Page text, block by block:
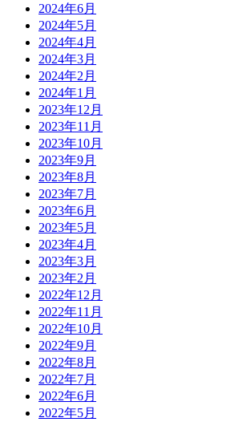
2024年6月
2024年5月
2024年4月
2024年3月
2024年2月
2024年1月
2023年12月
2023年11月
2023年10月
2023年9月
2023年8月
2023年7月
2023年6月
2023年5月
2023年4月
2023年3月
2023年2月
2022年12月
2022年11月
2022年10月
2022年9月
2022年8月
2022年7月
2022年6月
2022年5月